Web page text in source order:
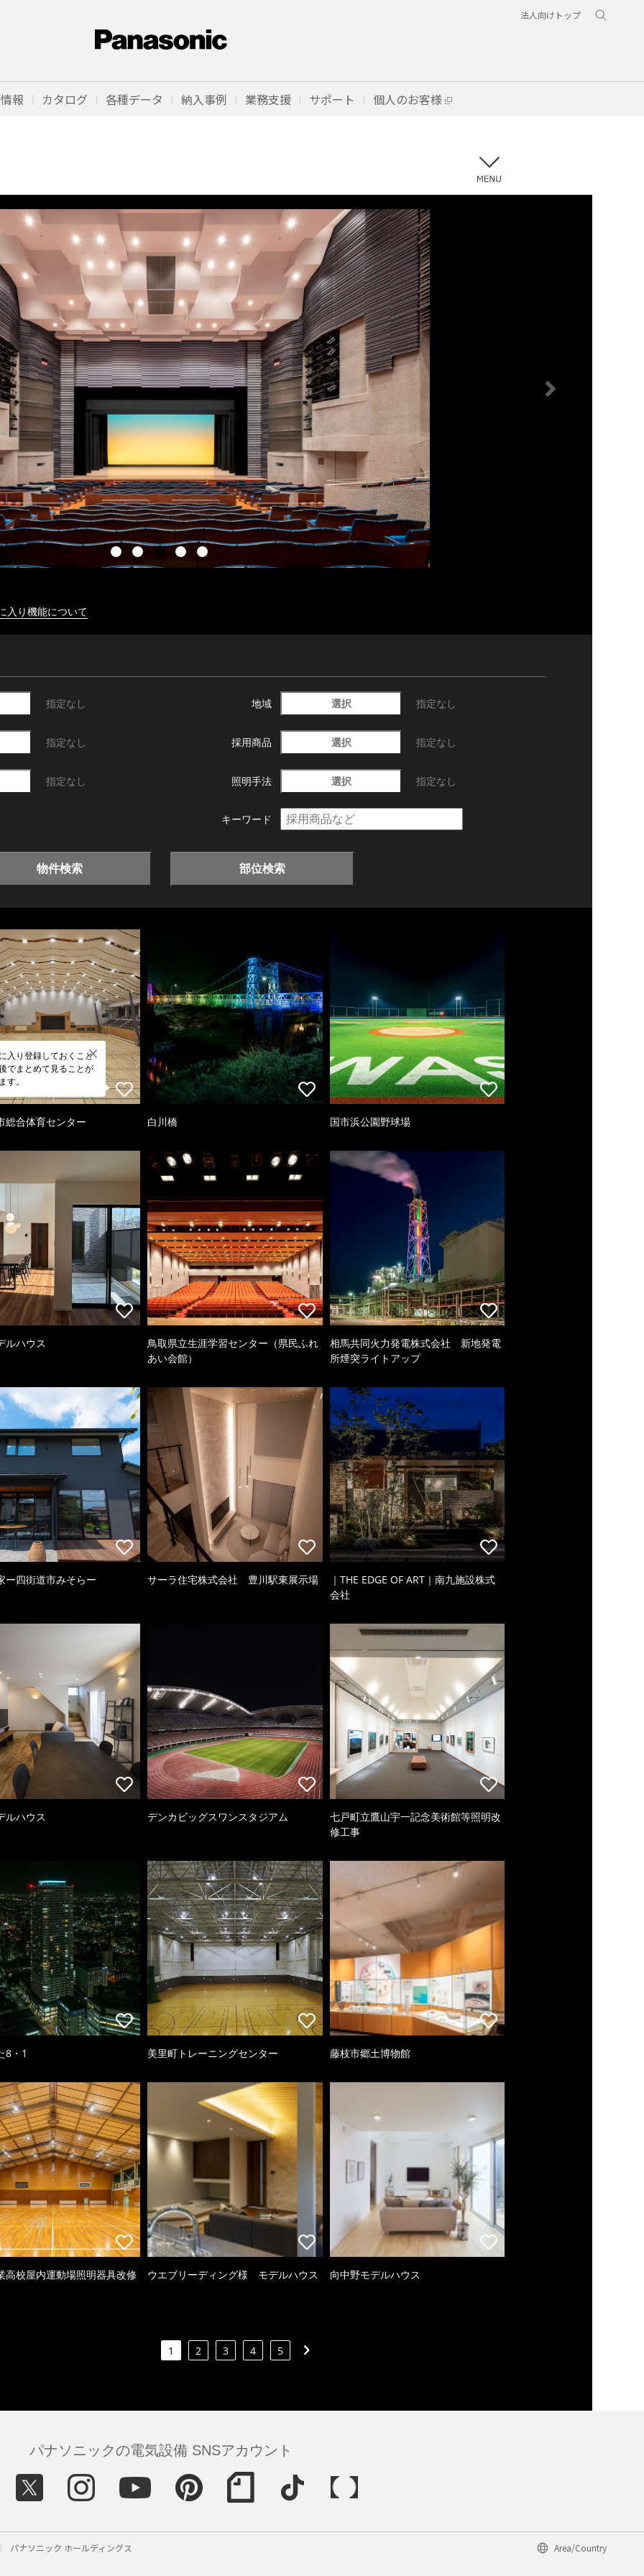
法人向けトップ
報 カタログ 各種データ 納入事例 業務支援 サポート 個人のお客様
入り機能について
指定なし 地域 選択 指定なし
指定なし 採用商品 選択 指定なし
指定なし 照明手法 選択 指定なし
キーワード
物件検索 部位検索
入り登録しておくこと
でまとめて見ることが
す。
総合体育センター 白川橋 国市浜公園野球場
ルハウス
鳥取県立生涯学習センター（県民ふれ
あい会館）
相馬共同火力発電株式会社 新地発電
所煙突ライトアップ
ー四街道市みそらー サーラ住宅株式会社 豊川駅東展示場
｜THE EDGE OF ART｜南九施設株式
会社
ルハウス デンカビッグスワンスタジアム
七戸町立鷹山宇一記念美術館等照明改
修工事
8・1 美里町トレーニングセンター 藤枝市郷土博物館
高校屋内運動場照明器具改修 ウエブリーディング様 モデルハウス 向中野モデルハウス
1 2 3 4 5
パナソニックの電気設備 SNSアカウント
パナソニック ホールディングス Area/Country